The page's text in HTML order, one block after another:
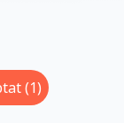
(1)